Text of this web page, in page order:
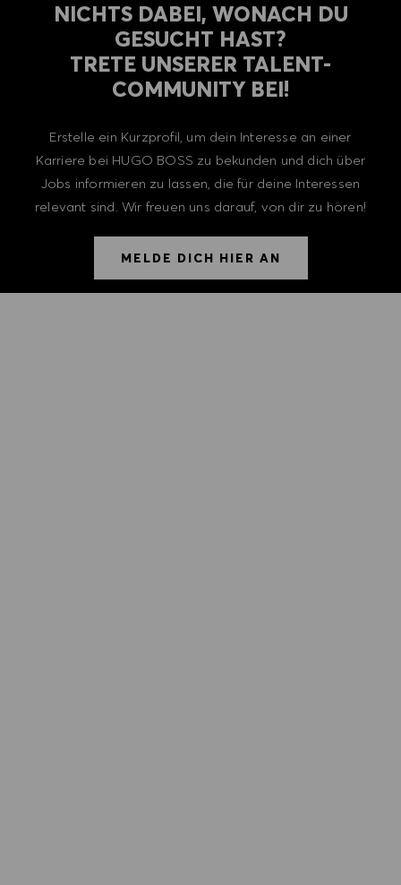
NICHTS DABEI, WONACH DU
GESUCHT HAST?
TRETE UNSERER TALENT-
COMMUNITY BEI!
Erstelle ein Kurzprofil, um dein Interesse an einer
Karriere bei HUGO BOSS zu bekunden und dich über
Jobs informieren zu lassen, die für deine Interessen
relevant sind. Wir freuen uns darauf, von dir zu hören!
MELDE DICH HIER AN